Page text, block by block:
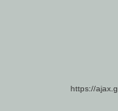
https://